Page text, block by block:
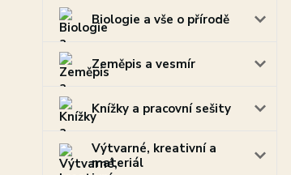
Biologie a vše o přírodě
Zeměpis a vesmír
Knížky a pracovní sešity
Výtvarné, kreativní a
materiál